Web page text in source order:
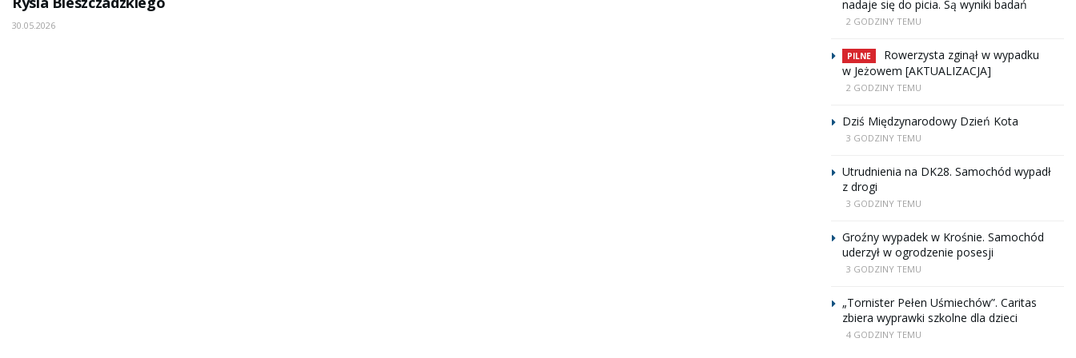
30.05.2026
nadaje się do picia. Są wyniki badań
2 GODZINY TEMU
PILNE
Rowerzysta zginął w wypadku
w Jeżowem [AKTUALIZACJA]
2 GODZINY TEMU
Dziś Międzynarodowy Dzień Kota
3 GODZINY TEMU
Utrudnienia na DK28. Samochód wypadł
z drogi
3 GODZINY TEMU
Groźny wypadek w Krośnie. Samochód
uderzył w ogrodzenie posesji
3 GODZINY TEMU
„Tornister Pełen Uśmiechów”. Caritas
zbiera wyprawki szkolne dla dzieci
4 GODZINY TEMU